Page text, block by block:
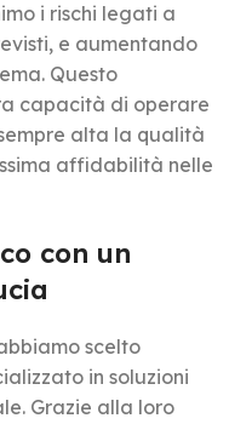
i rischi legati a
e aumentando
Questo
capacità di operare
alta la qualità
affidabilità nelle
con un
scelto
in soluzioni
Grazie alla loro